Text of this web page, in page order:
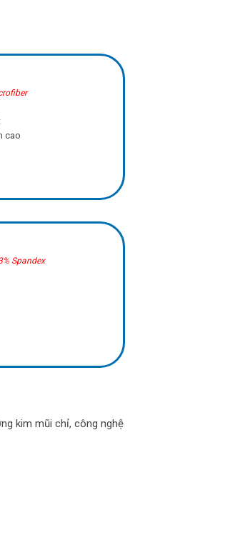
cao
Spandex
kim mũi chỉ, công nghệ